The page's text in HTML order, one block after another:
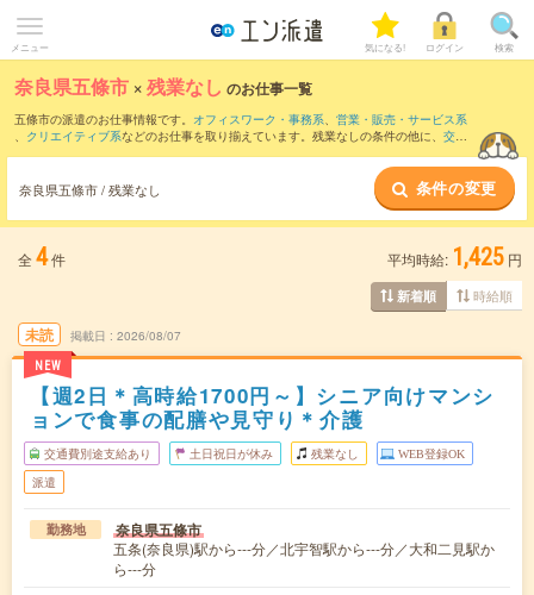
メニュー 気になる! ログイン 検索
奈良県五條市 ×残業なし のお仕事一覧
五條市の派遣のお仕事情報です。 オフィスワーク・事務系、 営業・販売・サービス系
、 クリエイティブ系などのお仕事を取り揃えています。残業なしの条件の他に、 交通
奈良県五條市 / 残業なし 条件の変更
全 4件 平均時給: 1,425 円
新着順 時給順
未読
NEW
掲載日 2026/08/07
【週2日＊高時給1700円～】シニア向けマンシ
ョンで食事の配膳や見守り＊介護
交通費別途支給あり 土日祝日が休み 残業なし WEB登録OK
派遣
勤務地 奈良県五條市
五条(奈良県)駅から---分／北宇智駅から---分／大和二見駅か
ら---分